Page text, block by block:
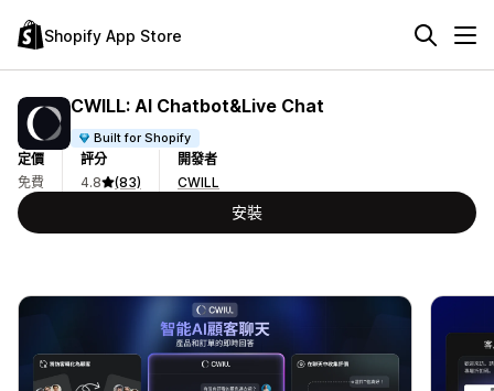
Shopify App Store
CWILL: AI Chatbot&Live Chat
Built for Shopify
定價
免費
評分
4.8
(83)
開發者
CWILL
安裝